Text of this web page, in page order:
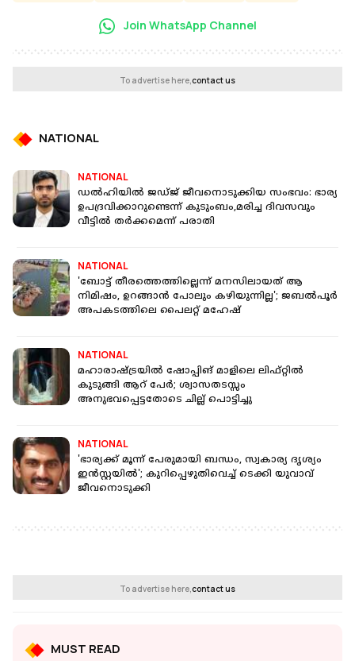
Join WhatsApp Channel
To advertise here,contact us
NATIONAL
NATIONAL
ഡൽഹിയിൽ ജഡ്ജ് ജീവനൊടുക്കിയ സംഭവം: ഭാര്യ
ഉപദ്രവിക്കാറുണ്ടെന്ന് കുടുംബം,മരിച്ച ദിവസവും
വീട്ടിൽ തർക്കമെന്ന് പരാതി
NATIONAL
'ബോട്ട് തീരത്തെത്തില്ലെന്ന് മനസിലായത് ആ
നിമിഷം, ഉറങ്ങാൻ പോലും കഴിയുന്നില്ല'; ജബൽപൂര്‍
അപകടത്തിലെ പൈലറ്റ് മഹേഷ്
NATIONAL
മഹാരാഷ്ട്രയില്‍ ഷോപ്പിങ് മാളിലെ ലിഫ്റ്റില്‍
കുടുങ്ങി ആറ് പേര്‍; ശ്വാസതടസ്സം
അനുഭവപ്പെട്ടതോടെ ചില്ല് പൊട്ടിച്ചു
NATIONAL
'ഭാര്യക്ക് മൂന്ന് പേരുമായി ബന്ധം, സ്വകാര്യ ദൃശ്യം
ഇൻസ്റ്റയിൽ'; കുറിപ്പെഴുതിവെച്ച് ടെക്കി യുവാവ്
ജീവനൊടുക്കി
To advertise here,contact us
MUST READ